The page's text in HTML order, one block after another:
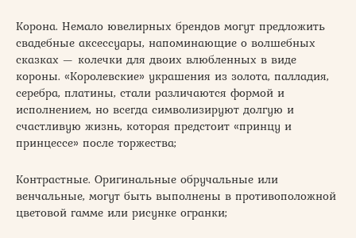
Корона. Немало ювелирных брендов могут предложить
свадебные аксессуары, напоминающие о волшебных
сказках — колечки для двоих влюбленных в виде
короны. «Королевские» украшения из золота, палладия,
серебра, платины, стали различаются формой и
исполнением, но всегда символизируют долгую и
счастливую жизнь, которая предстоит «принцу и
принцессе» после торжества;
Контрастные. Оригинальные обручальные или
венчальные, могут быть выполнены в противоположной
цветовой гамме или рисунке огранки;